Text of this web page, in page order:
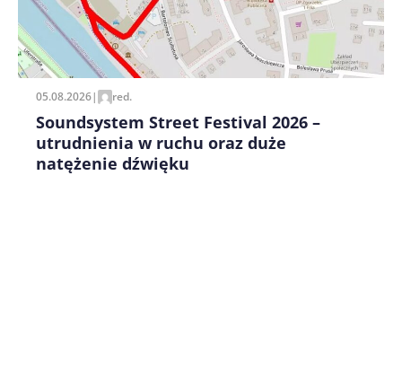
Zapamiętaj moje dane w tej przeglądarce podczas
pisania kolejnych komentarzy.
05.08.2026| red.
Soundsystem Street Festival 2026 –
utrudnienia w ruchu oraz duże
natężenie dźwięku